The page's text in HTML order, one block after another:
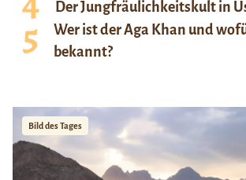
Der Jungfräulichkeitskult in
Wer ist der Aga Khan und
bekannt?
Bild des Tages